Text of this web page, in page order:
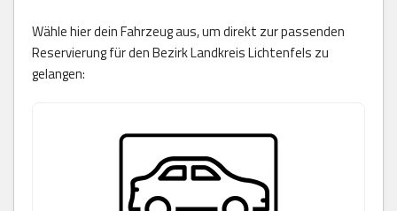
Wähle hier dein Fahrzeug aus, um direkt zur passenden
Reservierung für den Bezirk Landkreis Lichtenfels zu
gelangen: